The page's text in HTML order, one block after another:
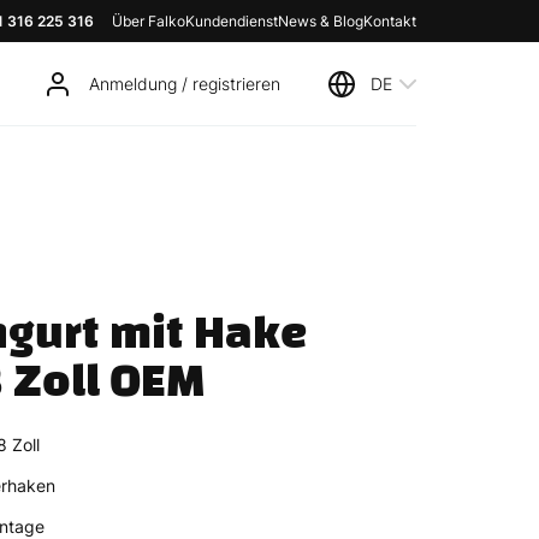
316 225 316 Über FalkoKundendienstNews & BlogKontakt
Anmeldung / registrieren DE
mit Hake
OEM
Zoll